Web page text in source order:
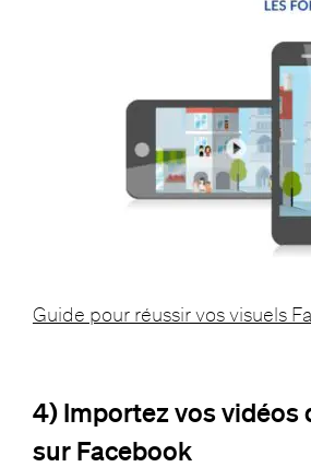
Guide pour réussir vos visuels
4) Importez vos vidéos
sur Facebook